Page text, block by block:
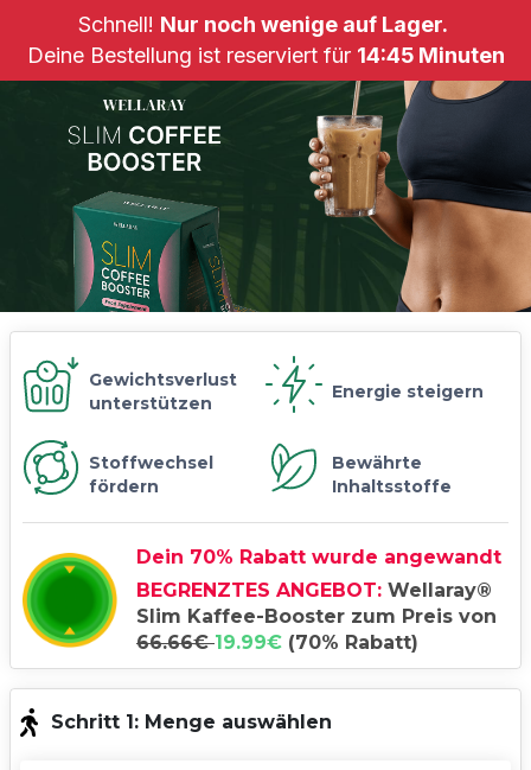
Schnell! Nur noch wenige auf Lager.
Deine Bestellung ist reserviert für 14:45 Minuten
Gewichtsverlust
unterstützen
Energie steigern
Stoffwechsel
fördern
Bewährte
Inhaltsstoffe
70%
Dein 70% Rabatt wurde angewandt
BEGRENZTES ANGEBOT: Wellaray®
Slim Kaffee-Booster zum Preis von
66.66€ 19.99€ (70% Rabatt)
Schritt 1: Menge auswählen